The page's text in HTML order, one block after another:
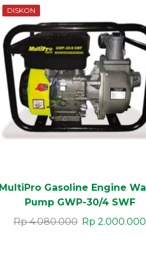
DISKON
MultiPro Gasoline Engine
Pump GWP-30/4 SWF
Rp4.080.000 Rp 2.000.000